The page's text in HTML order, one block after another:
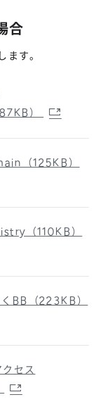
合
ます。
）
（125KB）
（110KB）
BB（223KB）
セス